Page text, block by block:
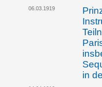
06.03.1919
in